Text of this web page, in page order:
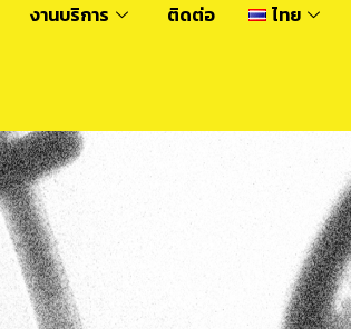
งานบริการ ติดต่อ ไทย